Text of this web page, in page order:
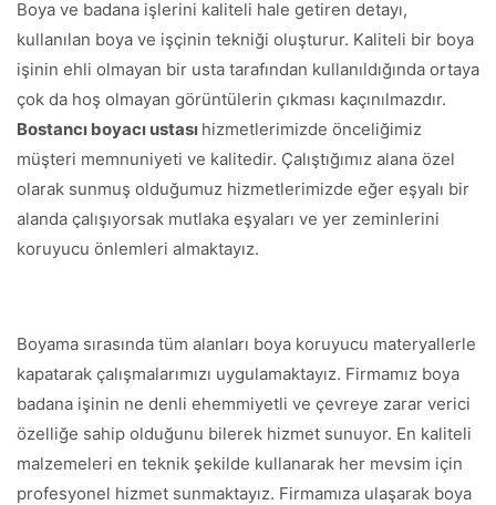
Boya ve badana işlerini kaliteli hale getiren detayı,
kullanılan boya ve işçinin tekniği oluşturur. Kaliteli bir boya
işinin ehli olmayan bir usta tarafından kullanıldığında ortaya
çok da hoş olmayan görüntülerin çıkması kaçınılmazdır.
Bostancı boyacı ustası hizmetlerimizde önceliğimiz
müşteri memnuniyeti ve kalitedir. Çalıştığımız alana özel
olarak sunmuş olduğumuz hizmetlerimizde eğer eşyalı bir
alanda çalışıyorsak mutlaka eşyaları ve yer zeminlerini
koruyucu önlemleri almaktayız.
Boyama sırasında tüm alanları boya koruyucu materyallerle
kapatarak çalışmalarımızı uygulamaktayız. Firmamız boya
badana işinin ne denli ehemmiyetli ve çevreye zarar verici
özelliğe sahip olduğunu bilerek hizmet sunuyor. En kaliteli
malzemeleri en teknik şekilde kullanarak her mevsim için
profesyonel hizmet sunmaktayız. Firmamıza ulaşarak boya